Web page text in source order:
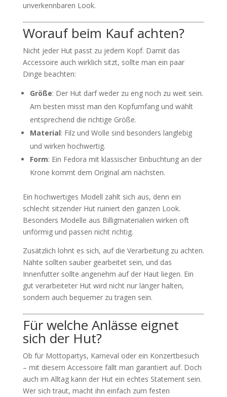
unverkennbaren Look.
Worauf beim Kauf achten?
Nicht jeder Hut passt zu jedem Kopf. Damit das
Accessoire auch wirklich sitzt, sollte man ein paar
Dinge beachten:
Größe: Der Hut darf weder zu eng noch zu weit sein.
Am besten misst man den Kopfumfang und wählt
entsprechend die richtige Größe.
Material: Filz und Wolle sind besonders langlebig
und wirken hochwertig.
Form: Ein Fedora mit klassischer Einbuchtung an der
Krone kommt dem Original am nächsten.
Ein hochwertiges Modell zahlt sich aus, denn ein
schlecht sitzender Hut ruiniert den ganzen Look.
Besonders Modelle aus Billigmaterialien wirken oft
unförmig und passen nicht richtig.
Zusätzlich lohnt es sich, auf die Verarbeitung zu achten.
Nähte sollten sauber gearbeitet sein, und das
Innenfutter sollte angenehm auf der Haut liegen. Ein
gut verarbeiteter Hut wird nicht nur länger halten,
sondern auch bequemer zu tragen sein.
Für welche Anlässe eignet
sich der Hut?
Ob für Mottopartys, Karneval oder ein Konzertbesuch
– mit diesem Accessoire fällt man garantiert auf. Doch
auch im Alltag kann der Hut ein echtes Statement sein.
Wer sich traut, macht ihn einfach zum festen